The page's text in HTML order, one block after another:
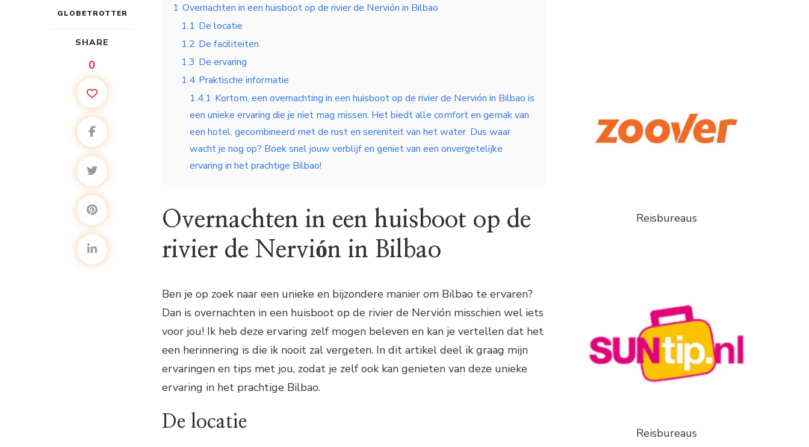
GLOBETROTTER
SHARE
0
1 Overnachten in een huisboot op de rivier de Nervión in Bilbao
1.1 De locatie
1.2 De faciliteiten
1.3 De ervaring
1.4 Praktische informatie
1.4.1 Kortom, een overnachting in een huisboot op de rivier de Nervión in Bilbao is
een unieke ervaring die je niet mag missen. Het biedt alle comfort en gemak van
een hotel, gecombineerd met de rust en sereniteit van het water. Dus waar
wacht je nog op? Boek snel jouw verblijf en geniet van een onvergetelijke
ervaring in het prachtige Bilbao!
Overnachten in een huisboot op de
rivier de Nervión in Bilbao
Ben je op zoek naar een unieke en bijzondere manier om Bilbao te ervaren?
Dan is overnachten in een huisboot op de rivier de Nervión misschien wel iets
voor jou! Ik heb deze ervaring zelf mogen beleven en kan je vertellen dat het
een herinnering is die ik nooit zal vergeten. In dit artikel deel ik graag mijn
ervaringen en tips met jou, zodat je zelf ook kan genieten van deze unieke
ervaring in het prachtige Bilbao.
De locatie
Reisbureaus
Reisbureaus